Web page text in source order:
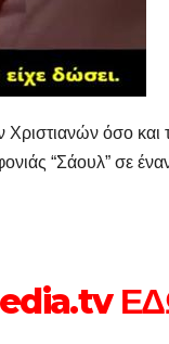
Χριστιανών όσο
“Σάουλ” σε